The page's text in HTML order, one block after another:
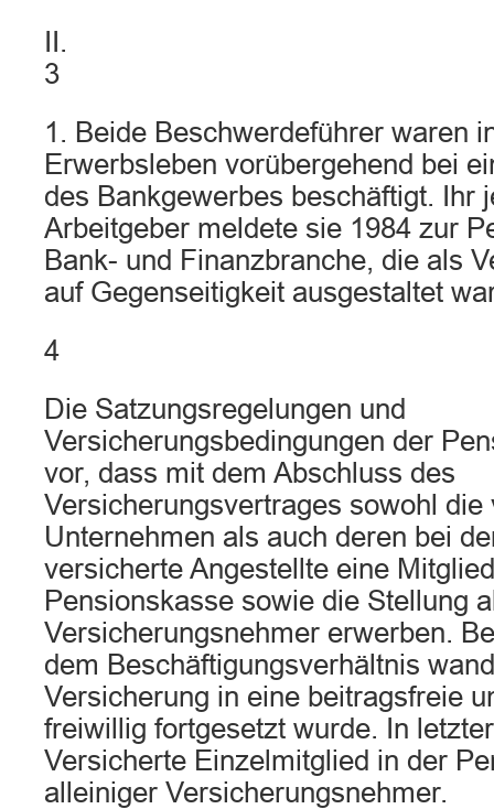
II.
3
1. Beide Beschwerdeführer waren
Erwerbsleben vorübergehend bei
des Bankgewerbes beschäftigt. Ihr
Arbeitgeber meldete sie 1984 zur
Bank- und Finanzbranche, die als
auf Gegenseitigkeit ausgestaltet
4
Die Satzungsregelungen und
Versicherungsbedingungen der
vor, dass mit dem Abschluss des
Versicherungsvertrages sowohl
Unternehmen als auch deren bei
versicherte Angestellte eine
Pensionskasse sowie die Stellung
Versicherungsnehmer erwerben.
dem Beschäftigungsverhältnis
Versicherung in eine beitragsfreie
freiwillig fortgesetzt wurde. In
Versicherte Einzelmitglied in der
alleiniger Versicherungsnehmer.